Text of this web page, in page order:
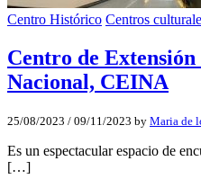
Centro Histórico Centros
Centro de
Nacional, CEINA
25/08/2023 / 09/11/2023 by Maria de
Es un espectacular espacio de
[…]